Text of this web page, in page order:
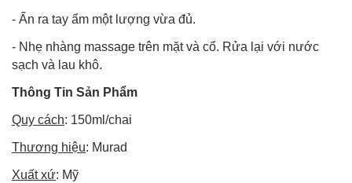
- Ấn ra tay ẩm một lượng vừa đủ.
- Nhẹ nhàng massage trên mặt và cổ. Rửa lại với nước
sạch và lau khô.
Thông Tin Sản Phẩm
Quy cách: 150ml/chai
Thương hiệu: Murad
Xuất xứ: Mỹ